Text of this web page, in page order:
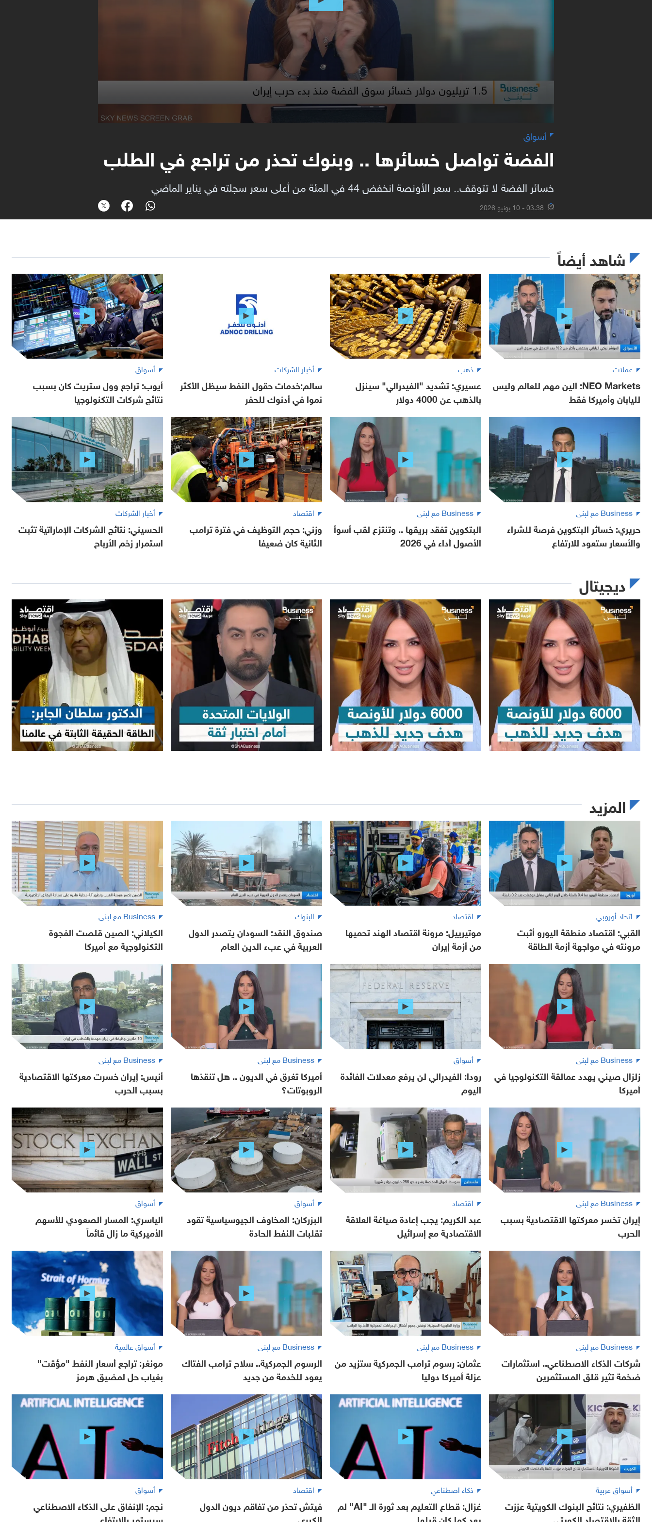
أسواق
الفضة تواصل خسائرها .. وبنوك تحذر من تراجع في الطلب
خسائر الفضة لا تتوقف.. سعر الأونصة انخفض 44 في المئة من أعلى سعر سجلته في يناير الماضي
03:38 - 10 يونيو 2026
شاهد أيضاً
عملات
NEO Markets: الين مهم للعالم وليس
لليابان وأميركا فقط
ذهب
عسيري: تشديد "الفيدرالي" سينزل
بالذهب عن 4000 دولار
أخبار الشركات
سالم:خدمات حقول النفط سيظل الأكثر
نموا في أدنوك للحفر
أسواق
أيوب: تراجع وول ستريت كان بسبب
نتائج شركات التكنولوجيا
Business مع لبنى
حريري: خسائر البتكوين فرصة للشراء
والأسعار ستعود للارتفاع
Business مع لبنى
البتكوين تفقد بريقها .. وتنتزع لقب أسوأ
الأصول أداء في 2026
اقتصاد
وزني: حجم التوظيف في فترة ترامب
الثانية كان ضعيفا
أخبار الشركات
الحسيني: نتائج الشركات الإماراتية تثبت
استمرار زخم الأرباح
ديجيتال
المزيد
اتحاد أوروبي
القبي: اقتصاد منطقة اليورو أثبت
مرونته في مواجهة أزمة الطاقة
اقتصاد
موتيرييل: مرونة اقتصاد الهند تحميها
من أزمة إيران
البنوك
صندوق النقد: السودان يتصدر الدول
العربية في عبء الدين العام
Business مع لبنى
الكيلاني: الصين قلصت الفجوة
التكنولوجية مع أميركا
Business مع لبنى
زلزال صيني يهدد عمالقة التكنولوجيا في
أميركا
أسواق
رودا: الفيدرالي لن يرفع معدلات الفائدة
اليوم
Business مع لبنى
أميركا تغرق في الديون .. هل تنقذها
الروبوتات؟
Business مع لبنى
أنيس: إيران خسرت معركتها الاقتصادية
بسبب الحرب
Business مع لبنى
إيران تخسر معركتها الاقتصادية بسبب
الحرب
اقتصاد
عبد الكريم: يجب إعادة صياغة العلاقة
الاقتصادية مع إسرائيل
أسواق
البزركان: المخاوف الجيوسياسية تقود
تقلبات النفط الحادة
أسواق
الياسري: المسار الصعودي للأسهم
الأميركية ما زال قائماً
Business مع لبنى
شركات الذكاء الاصطناعي.. استثمارات
ضخمة تثير قلق المستثمرين
Business مع لبنى
عثمان: رسوم ترامب الجمركية ستزيد من
عزلة أميركا دوليا
Business مع لبنى
الرسوم الجمركية.. سلاح ترامب الفتاك
يعود للخدمة من جديد
أسواق عالمية
مونغر: تراجع أسعار النفط "مؤقت"
بغياب حل لمضيق هرمز
أسواق عربية
الظفيري: نتائج البنوك الكويتية عززت
ذكاء اصطناعي
غزال: قطاع التعليم بعد ثورة الـ "AI" لم
اقتصاد
فيتش تحذر من تفاقم ديون الدول
أسواق
نجم: الإنفاق على الذكاء الاصطناعي